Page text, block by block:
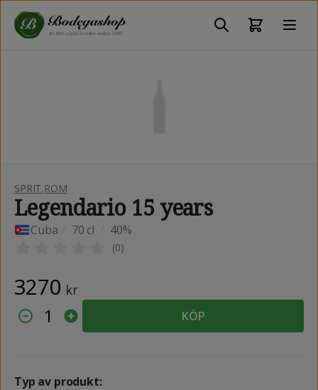
SPRIT,ROM
Legendario 15 years
Cuba 70 cl 40%
(0)
3270 kr
1 KÖP
Typ av produkt: